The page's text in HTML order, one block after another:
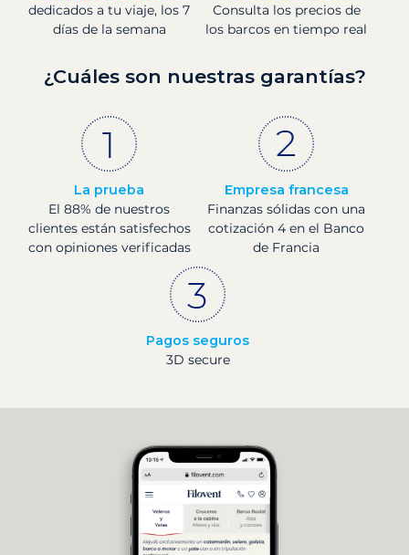
dedicados a tu viaje, los 7
días de la semana
Consulta los precios de
los barcos en tiempo real
¿Cuáles son nuestras garantías?
La prueba
El 88% de nuestros
clientes están satisfechos
con opiniones verificadas
Empresa francesa
Finanzas sólidas con una
cotización 4 en el Banco
de Francia
Pagos seguros
3D secure